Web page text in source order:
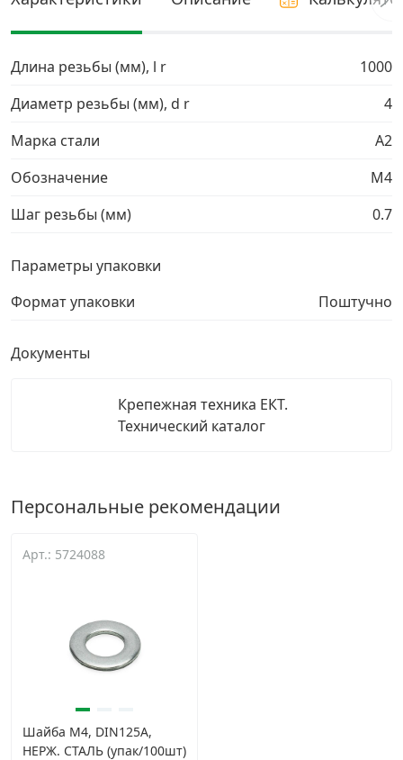
Грузовой крепеж
Кронштейны и крюки хозяйственные
Нержавеющий крепеж ›
Перфорированный крепеж
Скобяные изделия и мебельная фурнитура
Длина резьбы (мм), l r
1000
Диаметр резьбы (мм), d r
4
Марка стали
А2
Обозначение
М4
Шаг резьбы (мм)
0.7
Параметры упаковки
Формат упаковки
Поштучно
Документы
Крепежная техника ЕКТ.
Технический каталог
Персональные рекомендации
Арт.: 5724088
Шайба М4, DIN125A,
НЕРЖ. СТАЛЬ (упак/100шт)